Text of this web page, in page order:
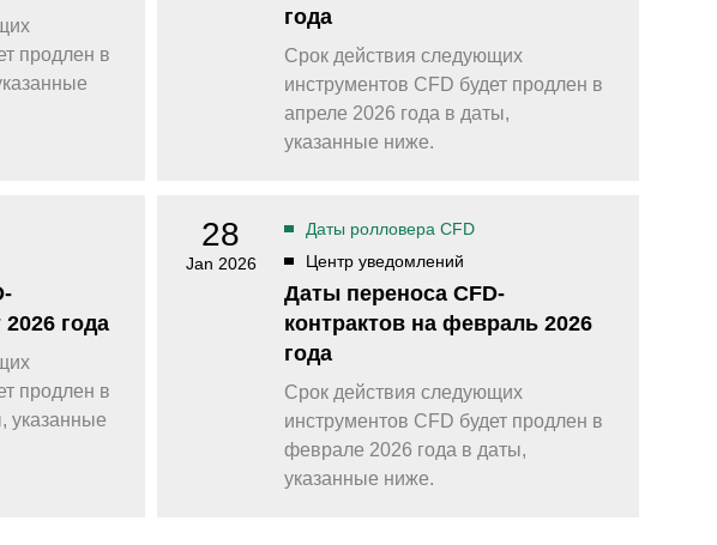
продлен в
года
Срок действия следующих
инструментов CFD будет продлен в
апреле 2026 года в даты,
указанные ниже.
года
продлен в
указанные
28
Jan 2026
Даты ролловера CFD
Центр уведомлений
Даты переноса CFD-
контрактов на февраль 2026
года
Срок действия следующих
инструментов CFD будет продлен в
феврале 2026 года в даты,
указанные ниже.